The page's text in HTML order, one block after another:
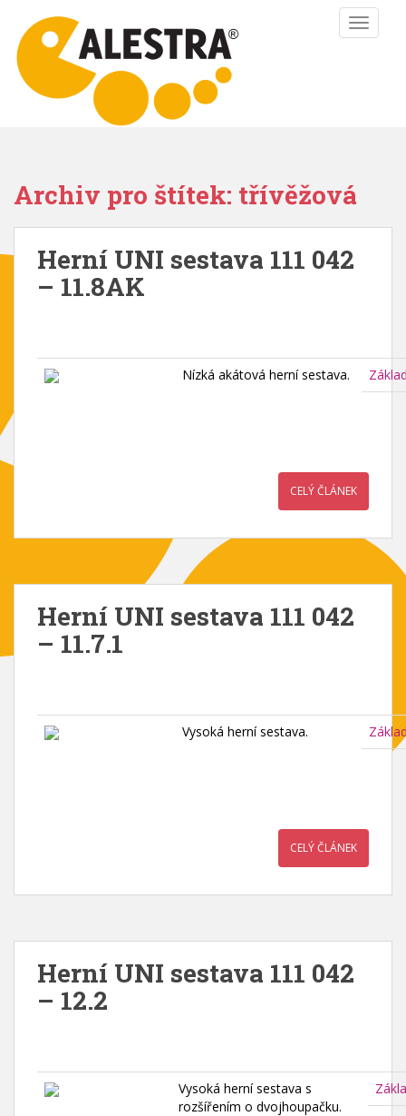
n
Archiv pro štítek: třívěžová
Herní UNI sestava 111 042
– 11.8AK
Nízká akátová herní sestava.
CELÝ ČLÁNEK
Herní UNI sestava 111 042
– 11.7.1
Vysoká herní sestava.
CELÝ ČLÁNEK
Herní UNI sestava 111 042
– 12.2
Vysoká herní sestava s
rozšířením o dvojhoupačku.